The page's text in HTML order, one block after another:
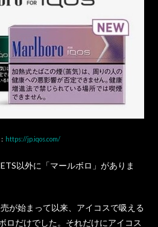
https://jp.iqos.com/
以外に「マールボロ」がありま
が始まって以来、アイコスで吸える
ロだけでした。それだけにアイコス